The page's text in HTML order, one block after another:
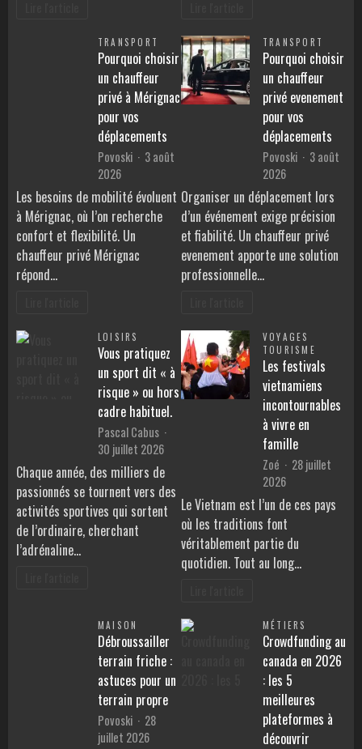
TRANSPORT
Pourquoi choisir
un chauffeur
privé à Mérignac
pour vos
déplacements
Povoski
3 août
2026
Les besoins de mobilité évoluent
à Mérignac, où l’on recherche
confort et flexibilité. Un
chauffeur privé Mérignac
répond…
TRANSPORT
Pourquoi choisir
un chauffeur
privé evenement
pour vos
déplacements
Povoski
3 août
2026
Organiser un déplacement lors
d’un événement exige précision
et fiabilité. Un chauffeur privé
evenement apporte une solution
professionnelle…
LOISIRS
Vous pratiquez
un sport dit « à
risque » ou hors
cadre habituel.
Pascal Cabus
30 juillet 2026
Chaque année, des milliers de
passionnés se tournent vers des
activités sportives qui sortent
de l’ordinaire, cherchant
l’adrénaline…
VOYAGES
TOURISME
Les festivals
vietnamiens
incontournables
à vivre en
famille
Zoé
28 juillet
2026
Le Vietnam est l’un de ces pays
où les traditions font
véritablement partie du
quotidien. Tout au long…
MAISON
Débroussailler
terrain friche :
astuces pour un
terrain propre
Povoski
28
juillet 2026
MÉTIERS
Crowdfunding au
canada en 2026
: les 5
meilleures
plateformes à
découvrir